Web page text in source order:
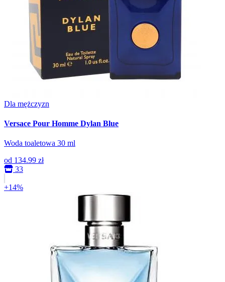
Dla mężczyzn
Versace Pour Homme Dylan Blue
Woda toaletowa 30 ml
od 134.99 zł
33
+14%